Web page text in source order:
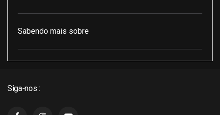
Sabendo mais sobre
Siga-nos :